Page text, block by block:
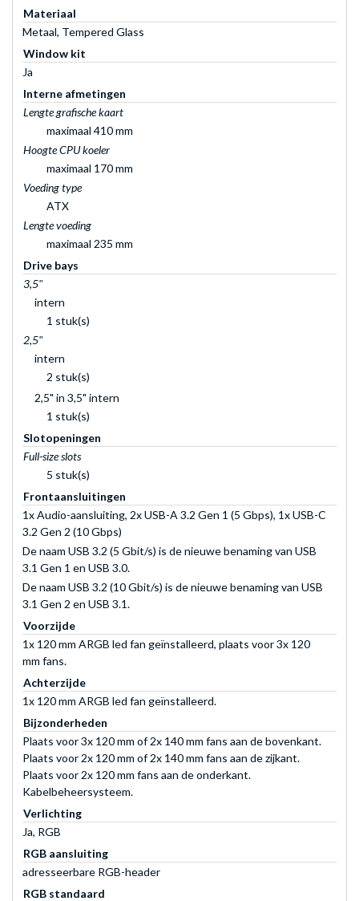
Materiaal
Metaal, Tempered Glass
Window kit
Ja
Interne afmetingen
Lengte grafische kaart
maximaal 410 mm
Hoogte CPU koeler
maximaal 170 mm
Voeding type
ATX
Lengte voeding
maximaal 235 mm
Drive bays
3,5"
intern
1 stuk(s)
2,5"
intern
2 stuk(s)
2,5" in 3,5" intern
1 stuk(s)
Slotopeningen
Full-size slots
5 stuk(s)
Frontaansluitingen
1x Audio-aansluiting, 2x USB-A 3.2 Gen 1 (5 Gbps), 1x USB-C
3.2 Gen 2 (10 Gbps)
De naam USB 3.2 (5 Gbit/s) is de nieuwe benaming van USB
3.1 Gen 1 en USB 3.0.
De naam USB 3.2 (10 Gbit/s) is de nieuwe benaming van USB
3.1 Gen 2 en USB 3.1.
Voorzijde
1x 120 mm ARGB led fan geïnstalleerd, plaats voor 3x 120
mm fans.
Achterzijde
1x 120 mm ARGB led fan geïnstalleerd.
Bijzonderheden
Plaats voor 3x 120 mm of 2x 140 mm fans aan de bovenkant.
Plaats voor 2x 120 mm of 2x 140 mm fans aan de zijkant.
Plaats voor 2x 120 mm fans aan de onderkant.
Kabelbeheersysteem.
Verlichting
Ja, RGB
RGB aansluiting
adresseerbare RGB-header
RGB standaard